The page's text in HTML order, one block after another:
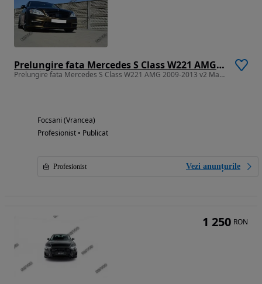
Prelungire fata Mercedes S Class W221 AMG 2009-2013 v2 Maxton Design
Prelungire fata Mercedes S Class W221 AMG 2009-2013 v2 Maxton Design
Focsani (Vrancea)
Profesionist • Publicat
Profesionist Vezi anunțurile
1 250 RON